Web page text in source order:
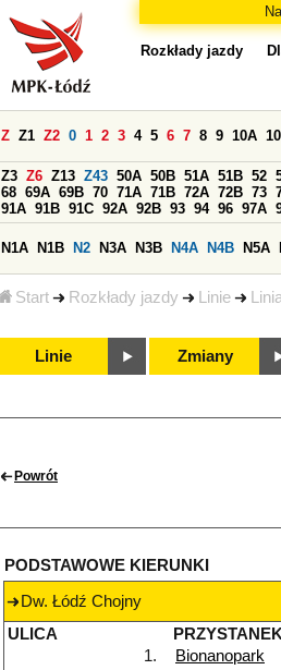
Start Rozkłady jazdy Linie
Rozkłady jazdy
Z Z1 Z2 0 1 2 3 4 5 6 7 8 9 10A
Z3 Z6 Z13 Z43 50A 50B 51A 51B 52
68 69A 69B 70 71A 71B 72A 72B 73
91A 91B 91C 92A 92B 93 94 96 97A
N1A N1B N2 N3A N3B N4A N4B N5A
Linie Zmiany
Powrót
PODSTAWOWE KIERUNKI
Dw. Łódź Chojny
ULICA
PRZYSTANEK
1.
Bionanopark